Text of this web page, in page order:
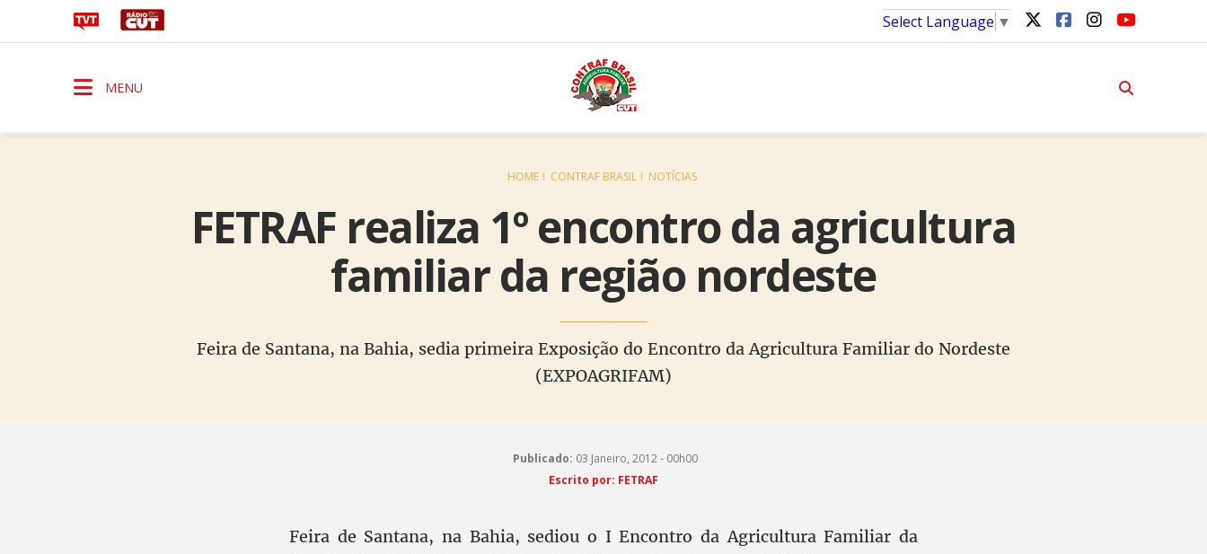
Select Language ▼
MENU
HOME CONTRAF BRASIL NOTÍCIAS
FETRAF realiza 1º encontro da agricultura
familiar da região nordeste
Feira de Santana, na Bahia, sedia primeira Exposição do Encontro da Agricultura Familiar do Nordeste
(EXPOAGRIFAM)
Publicado: 03 Janeiro, 2012 - 00h00
Escrito por: FETRAF
Feira de Santana, na Bahia, sediou o I Encontro da Agricultura Familiar da